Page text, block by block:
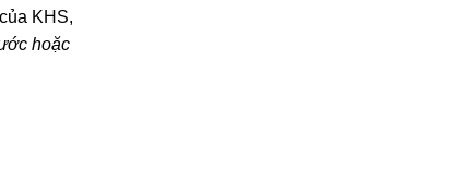
KHS,
hoặc